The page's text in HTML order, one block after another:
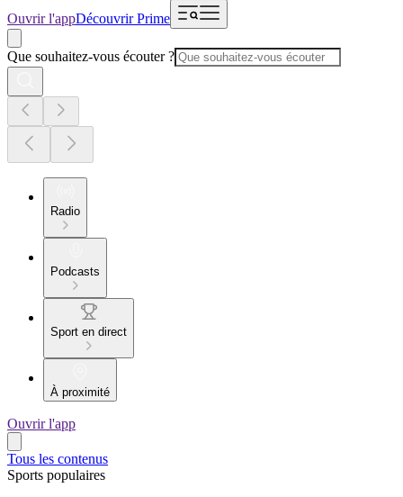
Ouvrir l'appDécouvrir Prime
Que souhaitez-vous écouter ?
Radio
Podcasts
Sport en direct
À proximité
Ouvrir l'app
Tous les contenus
Sports populaires